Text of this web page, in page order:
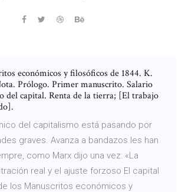
económicos y filosóficos de 1844. K.
Prólogo. Primer manuscrito. Salario
del capital. Renta de la tierra; [El trabajo
del capitalismo está pasando por
graves. Avanza a bandazos les han
como Marx dijo una vez: «La
real y el ajuste forzoso El capital
los Manuscritos económicos y